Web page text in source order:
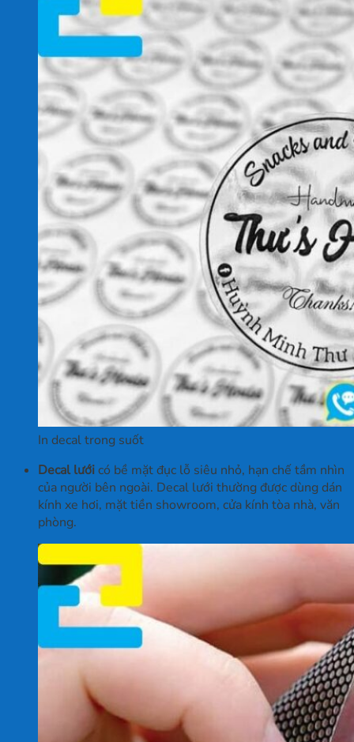
In decal trong suốt
Decal lướicó bề mặt đục lỗ siêu nhỏ, hạn chế tầm nhìn
của người bên ngoài. Decal lưới thường được dùng dán
kính xe hơi, mặt tiền showroom, cửa kính tòa nhà, văn
phòng.